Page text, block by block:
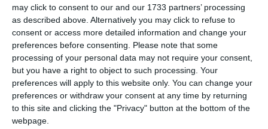
may click to consent to our and our 1733 partners’ processing
as described above. Alternatively you may click to refuse to
consent or access more detailed information and change your
preferences before consenting.
Please note that some
processing of your personal data may not require your consent,
but you have a right to object to such processing. Your
preferences will apply to this website only. You can change your
preferences or withdraw your consent at any time by returning
to this site and clicking the "Privacy" button at the bottom of the
webpage.
Cifra de afaceriFree Energy Team SRLa fost de 1.275.570
lei în anul 2024, cu un profit de 84.849lei.
Comparativ cu anul anterior, compania a înregistrat o
creștere a cifrei de afaceri cu 283,11%.